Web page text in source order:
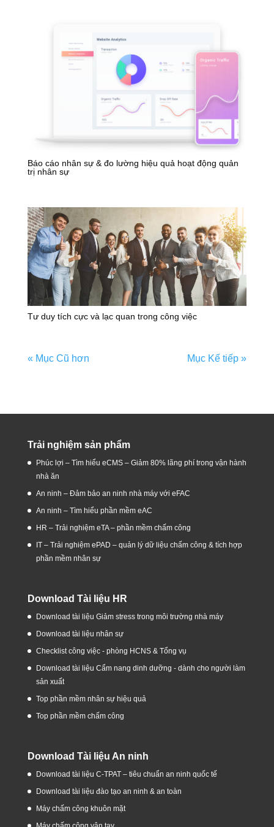
Báo cáo nhân sự & đo lường hiệu quả hoạt động quản
trị nhân sự
Tư duy tích cực và lạc quan trong công việc
« Mục Cũ hơn Mục Kế tiếp »
Trải nghiệm sản phẩm
Phúc lợi – Tìm hiểu eCMS – Giảm 80% lãng phí trong vận hành
nhà ăn
An ninh – Đảm bảo an ninh nhà máy với eFAC
An ninh – Tìm hiểu phần mềm eAC
HR – Trải nghiệm eTA – phần mềm chấm công
IT – Trải nghiệm ePAD – quản lý dữ liệu chấm công & tích hợp
phần mềm nhân sự
Download Tài liệu HR
Download tài liệu Giảm stress trong môi trường nhà máy
Download tài liệu nhân sự
Checklist công việc - phòng HCNS & Tổng vụ
Download tài liệu Cẩm nang dinh dưỡng - dành cho người làm
sản xuất
Top phần mềm nhân sự hiệu quả
Top phần mềm chấm công
Download Tài liệu An ninh
Download tài liệu C-TPAT – tiêu chuẩn an ninh quốc tế
Download tài liệu đào tạo an ninh & an toàn
Máy chấm công khuôn mặt